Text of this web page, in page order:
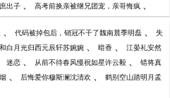
出子 、 高考前换亲被继兄团宠，亲哥悔疯 、
、 代码被掉包后，销冠不干了魏南晨季明磊 、 失
白月光归西元辰轩苏婉婉 、 暗香 、 江晏礼安然
迷恋 、 从前不待春风慢祝如星许云毅 、 错将真
、 后悔爱你穆斯澜沈清欢 、 鹤别空山踏明月孟